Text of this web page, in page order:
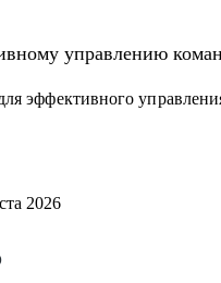
и только определяешься с
управлению
эффективного
2026